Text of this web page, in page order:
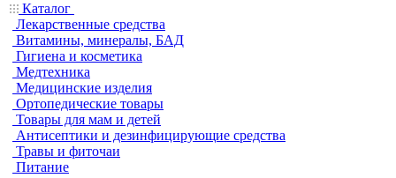
Каталог
Лекарственные средства
Витамины, минералы, БАД
Гигиена и косметика
Медтехника
Медицинские изделия
Ортопедические товары
Товары для мам и детей
Антисептики и дезинфицирующие средства
Травы и фиточаи
Питание